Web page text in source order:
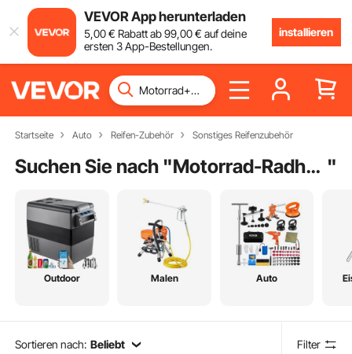
VEVOR App herunterladen
5,00€ Rabatt ab99,00€ auf deine
ersten 3 App-Bestellungen.
installieren
Startseite Auto Reifen-Zubehör Sonstiges Reifenzubehör
Suchen Sie nach " Motorrad-Radheber "
Outdoor Malen Auto
Sortieren nach: Beliebt Filter